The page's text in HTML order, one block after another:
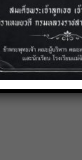
25 กุมภา
การประ
การประชุ
โครงกา
ระดับภูมิ
ตอนบน
ตอนต้น